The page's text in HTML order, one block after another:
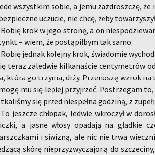
wszyst­kim sobie, a jemu za­zdrosz­czę,
uczu­cie, nie chcę, żeby
Robię krok w jego stro­nę, a on
– wiem, że po­stą­pił­bym tak samo.
Robię jed­nak ko­lej­ny krok, świa­do­mie
teraz za­le­d­wie kil­ka­na­ście cen­ty­me­trów
która go trzy­ma, drży. Prze­no­szę wzrok
mu się le­piej przyj­rzeć. Po­strze­gam
się przed nie­speł­na go­dzi­ną, z
To jesz­cze chło­pak, le­d­wie wkro­czył w
a jasne włosy opa­da­ją na gład­kie
i si­wi­zną, ale nic nie trwa
skórę nie­przy­zwy­cza­jo­ną do